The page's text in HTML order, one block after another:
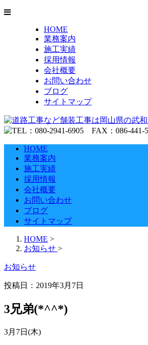
HOME
業務案内
施工実績
採用情報
会社概要
お問い合わせ
ブログ
サイトマップ
HOME
業務案内
施工実績
採用情報
会社概要
お問い合わせ
ブログ
サイトマップ
HOME >
お知らせ >
お知らせ
投稿日：2019年3月7日
3兄弟(*^^*)
3月7日(木)